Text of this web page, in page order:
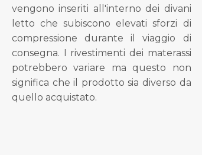
vengono inseriti all'interno dei divani
letto che subiscono elevati sforzi di
compressione durante il viaggio di
consegna. I rivestimenti dei materassi
potrebbero variare ma questo non
significa che il prodotto sia diverso da
quello acquistato.